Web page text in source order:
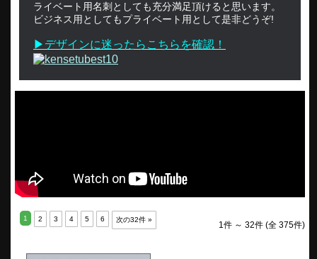
ライベート用名刺としても充分満足頂けると思います。
ビジネス用としてもプライベート用として是非どうぞ!
▶デザインに迷ったらこちらを確認！
1件 ～ 32件 (全 375件)
1 2 3 4 5 6 次の32件 »